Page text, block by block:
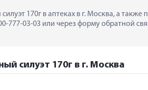
170г в аптеках в г. Москва, а
03-03 или через форму обратной
силуэт 170г в г. Москва